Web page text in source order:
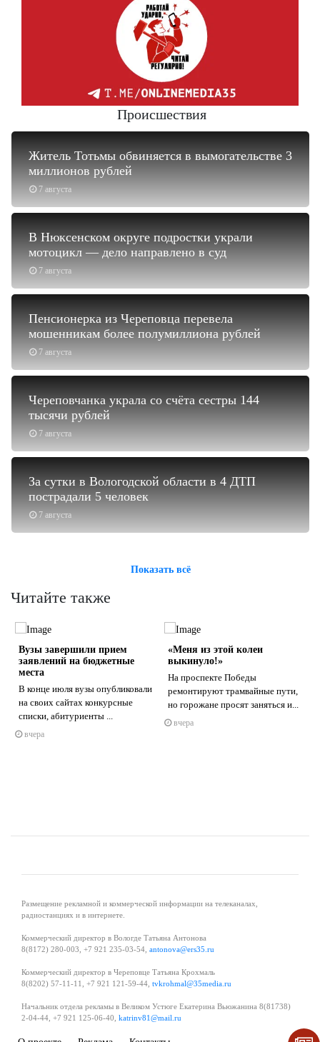
Происшествия
7 августа
Житель Тотьмы обвиняется в вымогательстве 3
миллионов рублей
7 августа
В Нюксенском округе подростки украли
мотоцикл — дело направлено в суд
7 августа
Пенсионерка из Череповца перевела
мошенникам более полумиллиона рублей
7 августа
Череповчанка украла со счёта сестры 144
тысячи рублей
7 августа
За сутки в Вологодской области в 4 ДТП
пострадали 5 человек
Показать всё
Читайте также
Вузы завершили прием
заявлений на бюджетные
места
В конце июля вузы опубликовали
на своих сайтах конкурсные
списки, абитуриенты ...
вчера
«Меня из этой колеи
выкинуло!»
На проспекте Победы
ремонтируют трамвайные пути,
но горожане просят заняться и...
вчера
Размещение рекламной и коммерческой информации на телеканалах,
радиостанциях и в интернете.
Коммерческий директор в Вологде Татьяна Антонова
8(8172) 280-003, +7 921 235-03-54, antonova@ers35.ru
Коммерческий директор в Череповце Татьяна Крохмаль
8(8202) 57-11-11, +7 921 121-59-44, tvkrohmal@35media.ru
Начальник отдела рекламы в Великом Устюге Екатерина Вьюжанина 8(81738)
2-04-44, +7 921 125-06-40, katrinv81@mail.ru